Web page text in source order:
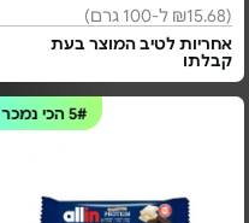
(₪15.68 ל-100 גרם)
אחריות לטיב המוצר בעת
קבלתו
5#הכי נמכר